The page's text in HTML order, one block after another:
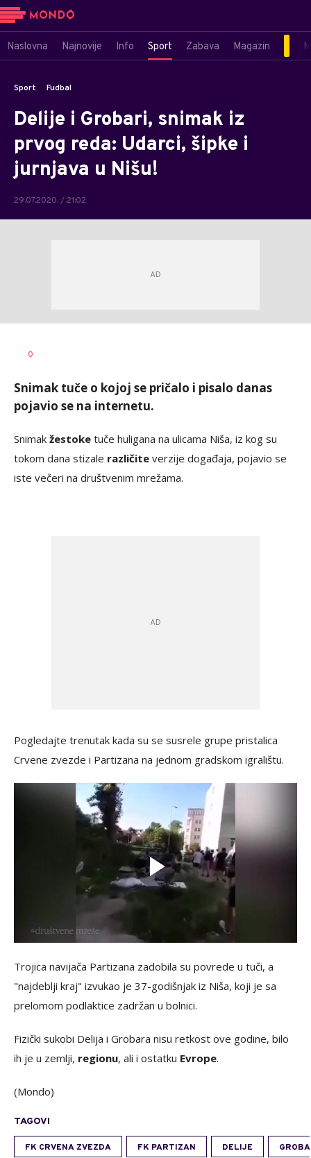
Naslovna Najnovije Info Sport Zabava Magazin
Sport Fudbal
Delije i Grobari, snimak iz
prvog reda: Udarci, šipke i
jurnjava u Nišu!
29.07.2020. / 21:02
AUTOR
0
Snimak tuče o kojoj se pričalo i pisalo danas
pojavio se na internetu.
Snimak žestoke tuče huligana na ulicama Niša, iz kog su
tokom dana stizale različite verzije događaja, pojavio se
iste večeri na društvenim mrežama.
Pogledajte trenutak kada su se susrele grupe pristalica
Crvene zvezde i Partizana na jednom gradskom igralištu.
Trojica navijača Partizana zadobila su povrede u tuči, a
"najdeblji kraj" izvukao je 37-godišnjak iz Niša, koji je sa
prelomom podlaktice zadržan u bolnici.
Fizički sukobi Delija i Grobara nisu retkost ove godine, bilo
ih je u zemlji, regionu, ali i ostatku Evrope.
(Mondo)
TAGOVI
FK CRVENA ZVEZDA FK PARTIZAN DELIJE